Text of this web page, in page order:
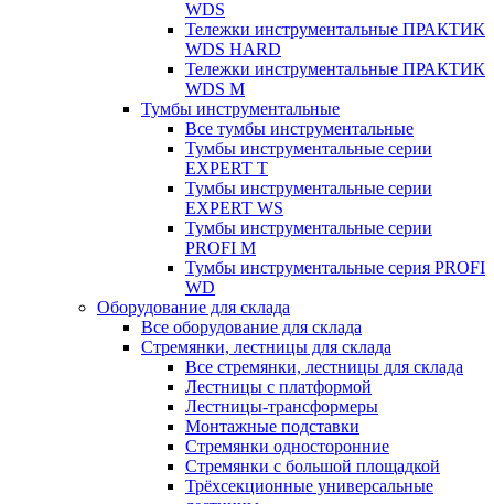
WDS
Тележки инструментальные ПРАКТИК
WDS HARD
Тележки инструментальные ПРАКТИК
WDS M
Тумбы инструментальные
Все тумбы инструментальные
Тумбы инструментальные серии
EXPERT T
Тумбы инструментальные серии
EXPERT WS
Тумбы инструментальные серии
PROFI M
Тумбы инструментальные серия PROFI
WD
Оборудование для склада
Все оборудование для склада
Стремянки, лестницы для склада
Все стремянки, лестницы для склада
Лестницы с платформой
Лестницы-трансформеры
Монтажные подставки
Стремянки односторонние
Стремянки с большой площадкой
Трёхсекционные универсальные